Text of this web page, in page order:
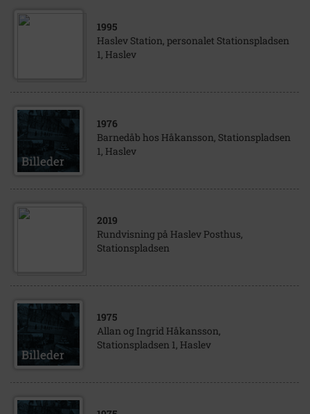
1995
Haslev Station, personalet Stationspladsen
1, Haslev
1976
Barnedåb hos Håkansson, Stationspladsen
1, Haslev
2019
Rundvisning på Haslev Posthus,
Stationspladsen
1975
Allan og Ingrid Håkansson,
Stationspladsen 1, Haslev